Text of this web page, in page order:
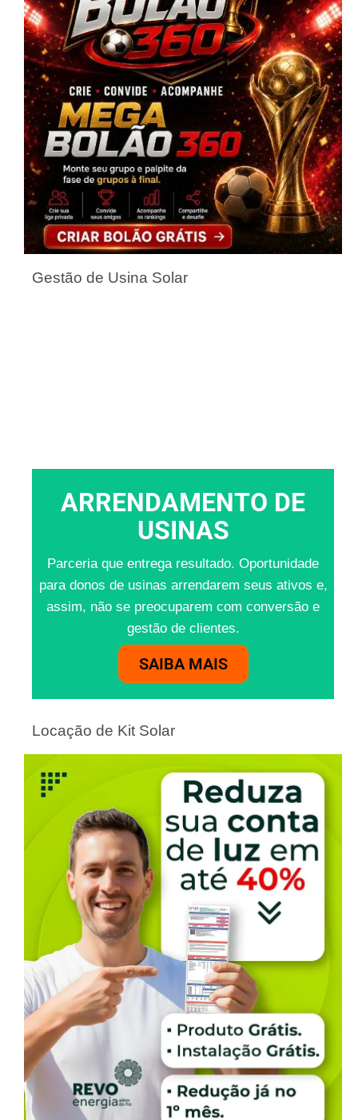
Gestão de Usina Solar
ARRENDAMENTO DE
USINAS
Parceria que entrega resultado. Oportunidade
para donos de usinas arrendarem seus ativos e,
assim, não se preocuparem com conversão e
gestão de clientes.
SAIBA MAIS
Locação de Kit Solar